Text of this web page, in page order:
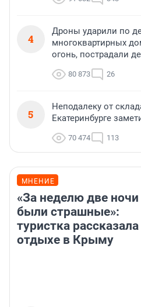
4
Дроны ударили по
многоквартирных
огонь, пострадали
80 873 26
5
Неподалеку от
Екатеринбурге
70 474 113
МНЕНИЕ
«За неделю две ночи
были страшные»:
туристка
отдыхе в Крыму